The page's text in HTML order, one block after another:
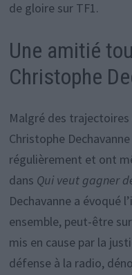
de gloire sur TF1.
Une amitié
Christophe
Malgré des
Christophe
régulièrement et ont
dans Qui veut gagner
Dechavanne a évoqué
ensemble, peut-être
mis en cause par la
défense à la radio,